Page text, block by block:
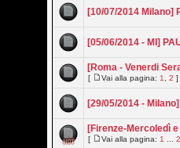
[10/07/2014 Milano]
[05/06/2014 - MI]
[Roma - Venerdi
[ Vai alla pagina: 1 ,2 ]
[29/05/2014 -
[Firenze-Mercoledì
[ Vai alla pagina: 1 ...